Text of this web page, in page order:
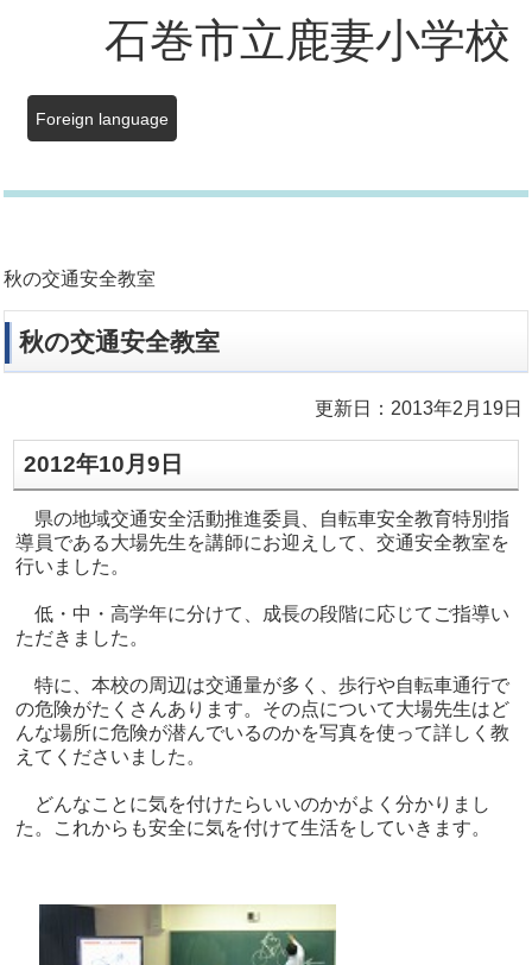
石巻市立鹿妻小学校
Foreign language
秋の交通安全教室
秋の交通安全教室
更新日：2013年2月19日
2012年10月9日
県の地域交通安全活動推進委員、自転車安全教育特別指
導員である大場先生を講師にお迎えして、交通安全教室を
行いました。
低・中・高学年に分けて、成長の段階に応じてご指導い
ただきました。
特に、本校の周辺は交通量が多く、歩行や自転車通行で
の危険がたくさんあります。その点について大場先生はど
んな場所に危険が潜んでいるのかを写真を使って詳しく教
えてくださいました。
どんなことに気を付けたらいいのかがよく分かりまし
た。これからも安全に気を付けて生活をしていきます。